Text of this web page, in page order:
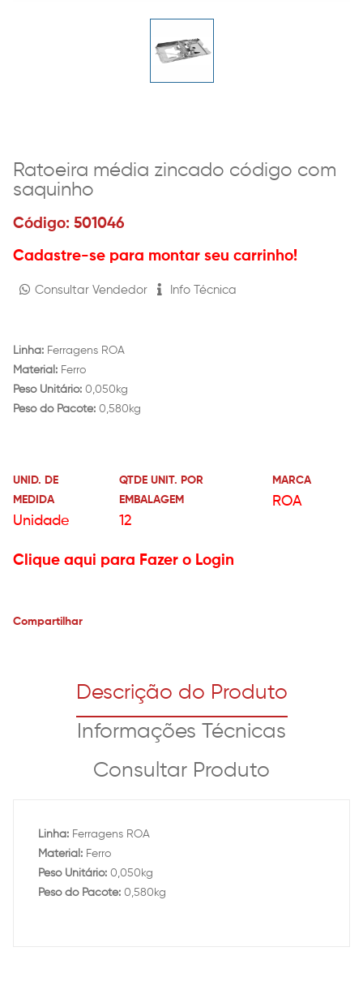
Ratoeira média zincado código com
saquinho
Código: 501046
Cadastre-se para montar seu carrinho!
Consultar Vendedor Info Técnica
Linha: Ferragens ROA
Material: Ferro
Peso Unitário: 0,050kg
Peso do Pacote: 0,580kg
UNID. DE
MEDIDA
Unidade
QTDE UNIT. POR
EMBALAGEM
12
MARCA
ROA
Clique aqui para Fazer o Login
Compartilhar
Descrição do Produto
Informações Técnicas
Consultar Produto
Linha: Ferragens ROA
Material: Ferro
Peso Unitário: 0,050kg
Peso do Pacote: 0,580kg